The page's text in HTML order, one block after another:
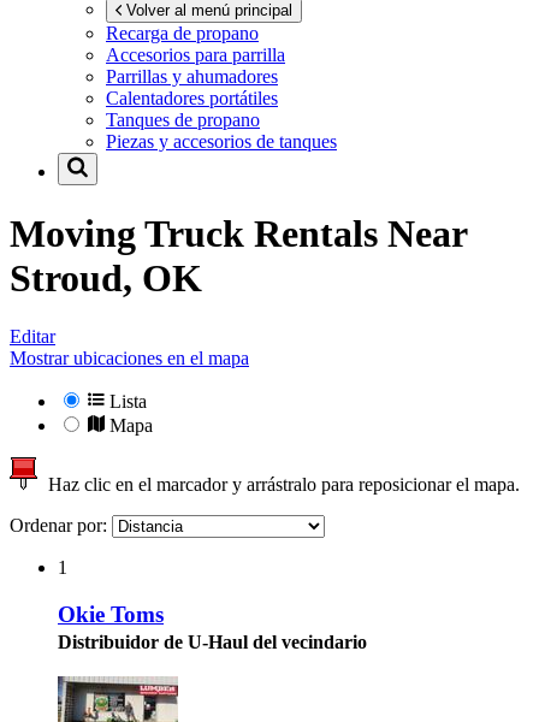
Volver al menú principal
Recarga de propano
Accesorios para parrilla
Parrillas y ahumadores
Calentadores portátiles
Tanques de propano
Piezas y accesorios de tanques
Moving Truck Rentals Near
Stroud, OK
Editar
Mostrar ubicaciones en el mapa
Lista
Mapa
Haz clic en el marcador y arrástralo para reposicionar el mapa.
Ordenar por:
1
Okie Toms
Distribuidor de U-Haul del vecindario